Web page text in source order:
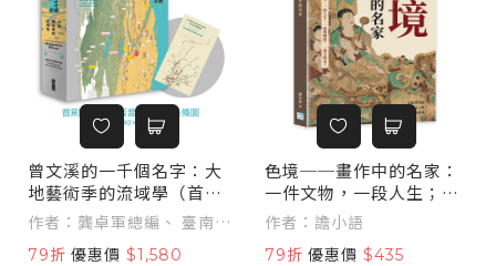
曾文溪的一千個名字：大
地藝術季的流域學（首刷
限量加贈：珍稀絕版「曾
文溪流域地圖摺頁」）
作者：龔卓軍總編、 臺南藝
術公社
79折 優惠價 $1,580
色境──畫作中的名家：
一件文物，一段人生；一
座博物館，一部文明史！
作者：譫小語
79折 優惠價 $435